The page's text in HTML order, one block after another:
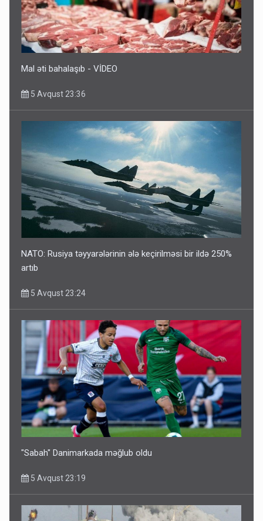
FOTOLAR
5 Avqust 10:58
Mal əti bahalaşıb - VİDEO
5 Avqust 23:36
NATO: Rusiya təyyarələrinin ələ keçirilməsi bir ildə 250%
artıb
5 Avqust 23:24
"Sabah" Danimarkada məğlub oldu
5 Avqust 23:19